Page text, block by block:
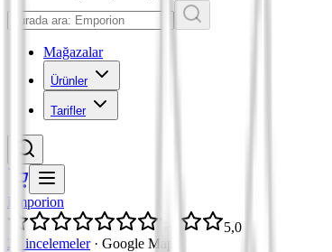
Mağazalar
Ürünler
Tarifler
Emporion
5,0
21 incelemeler · Google Maps